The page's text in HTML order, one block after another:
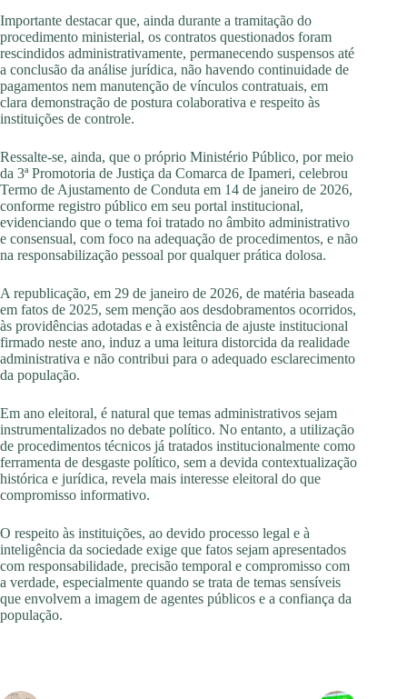
Importante destacar que, ainda durante a tramitação do
procedimento ministerial, os contratos questionados foram
rescindidos administrativamente, permanecendo suspensos até
a conclusão da análise jurídica, não havendo continuidade de
pagamentos nem manutenção de vínculos contratuais, em
clara demonstração de postura colaborativa e respeito às
instituições de controle.
Ressalte-se, ainda, que o próprio Ministério Público, por meio
da 3ª Promotoria de Justiça da Comarca de Ipameri, celebrou
Termo de Ajustamento de Conduta em 14 de janeiro de 2026,
conforme registro público em seu portal institucional,
evidenciando que o tema foi tratado no âmbito administrativo
e consensual, com foco na adequação de procedimentos, e não
na responsabilização pessoal por qualquer prática dolosa.
A republicação, em 29 de janeiro de 2026, de matéria baseada
em fatos de 2025, sem menção aos desdobramentos ocorridos,
às providências adotadas e à existência de ajuste institucional
firmado neste ano, induz a uma leitura distorcida da realidade
administrativa e não contribui para o adequado esclarecimento
da população.
Em ano eleitoral, é natural que temas administrativos sejam
instrumentalizados no debate político. No entanto, a utilização
de procedimentos técnicos já tratados institucionalmente como
ferramenta de desgaste político, sem a devida contextualização
histórica e jurídica, revela mais interesse eleitoral do que
compromisso informativo.
O respeito às instituições, ao devido processo legal e à
inteligência da sociedade exige que fatos sejam apresentados
com responsabilidade, precisão temporal e compromisso com
a verdade, especialmente quando se trata de temas sensíveis
que envolvem a imagem de agentes públicos e a confiança da
população.